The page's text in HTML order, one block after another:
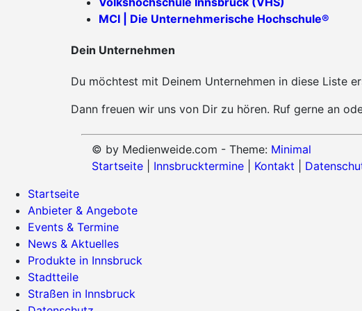
MCI | Die Unternehmerische Hochschule®
Dein Unternehmen
Du möchtest mit Deinem Unternehmen in diese Liste
Dann freuen wir uns von Dir zu hören. Ruf gerne an
© by Medienweide.com - Theme: Minimal
Startseite
Innsbrucktermine Kontakt
Startseite
Anbieter & Angebote
Events & Termine
News & Aktuelles
Produkte in Innsbruck
Stadtteile
Straßen in Innsbruck